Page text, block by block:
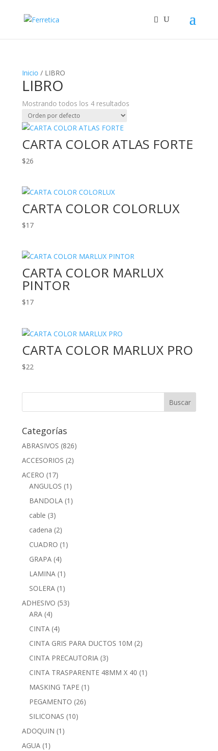
Inicio / LIBRO
LIBRO
Mostrando todos los 4 resultados
CARTA COLOR ATLAS FORTE
$26
CARTA COLOR COLORLUX
$17
CARTA COLOR MARLUX
PINTOR
$17
CARTA COLOR MARLUX PRO
$22
Categorías
ABRASIVOS (826)
ACCESORIOS (2)
ACERO (17)
ANGULOS (1)
BANDOLA (1)
cable (3)
cadena (2)
CUADRO (1)
GRAPA (4)
LAMINA (1)
SOLERA (1)
ADHESIVO (53)
ARA (4)
CINTA (4)
CINTA GRIS PARA DUCTOS 10M (2)
CINTA PRECAUTORIA (3)
CINTA TRASPARENTE 48MM X 40 (1)
MASKING TAPE (1)
PEGAMENTO (26)
SILICONAS (10)
ADOQUIN (1)
AGUA (1)